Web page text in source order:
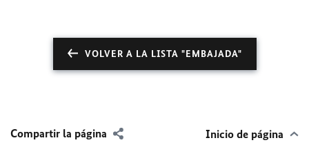
VOLVER A LA LISTA "EMBAJADA"
Compartir la página Inicio de página